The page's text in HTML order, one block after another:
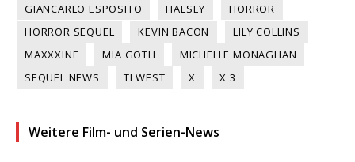
GIANCARLO ESPOSITO
HALSEY
HORROR
HORROR SEQUEL
KEVIN BACON
LILY COLLINS
MAXXXINE
MIA GOTH
MICHELLE MONAGHAN
SEQUEL NEWS
TI WEST X X 3
Weitere Film- und Serien-News